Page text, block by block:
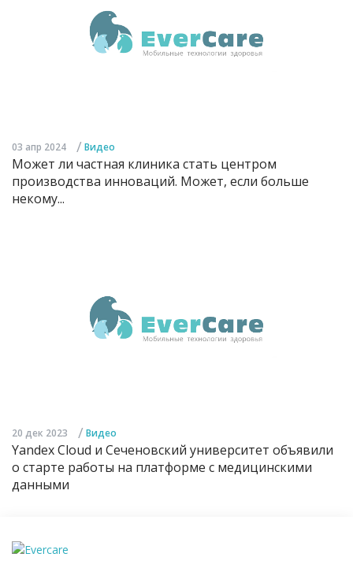
03 апр 2024 / Видео
Может ли частная клиника стать центром
производства инноваций. Может, если больше
некому...
20 дек 2023 / Видео
Yandex Cloud и Сеченовский университет объявили
о старте работы на платформе с медицинскими
данными